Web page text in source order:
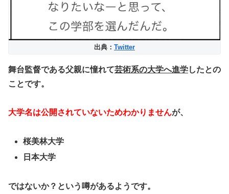
出典： Twitter
舞台監督である父親に憧れて芸術系の大学へ進学したとの
ことです。
大学名は公開されていないためわかりませんが、
桜美林大学
日本大学
ではないか？という噂があるようです。